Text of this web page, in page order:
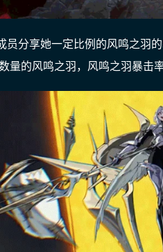
员分享她一定比例的风鸣之羽
量的风鸣之羽，风鸣之羽暴击